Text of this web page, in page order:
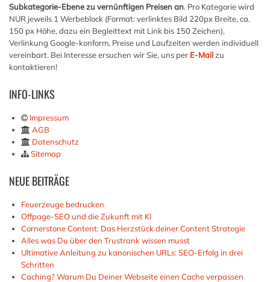
Subkategorie-Ebene zu vernünftigen Preisen an. Pro Kategorie wird
NUR jeweils 1 Werbeblock (Format: verlinktes Bild 220px Breite, ca.
150 px Höhe, dazu ein Begleittext mit Link bis 150 Zeichen),
Verlinkung Google-konform, Preise und Laufzeiten werden individuell
vereinbart. Bei Interesse ersuchen wir Sie, uns per E-Mailzu
kontaktieren!
INFO-LINKS
Impressum
AGB
Datenschutz
Sitemap
NEUEBEITRÄGE
Feuerzeuge bedrucken
Offpage-SEO und die Zukunft mit KI
Cornerstone Content: Das Herzstück deiner Content Strategie
Alles was Du über den Trustrank wissen musst
Ultimative Anleitung zu kanonischen URLs: SEO-Erfolg in drei
Schritten
Caching? Warum Du Deiner Webseite einen Cache verpassen